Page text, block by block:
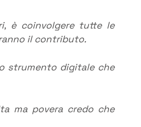
è coinvolgere tutte le
il contributo.
strumento digitale che
ma povera credo che